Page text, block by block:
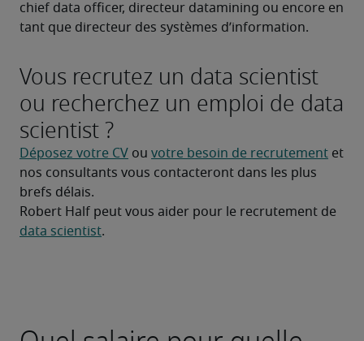
chief data officer, directeur datamining ou encore en
tant que directeur des systèmes d’information.
Vous recrutez un data scientist
ou recherchez un emploi de data
scientist ?
Déposez votre CV ou votre besoin de recrutement et
nos consultants vous contacteront dans les plus
brefs délais.
data scientist.